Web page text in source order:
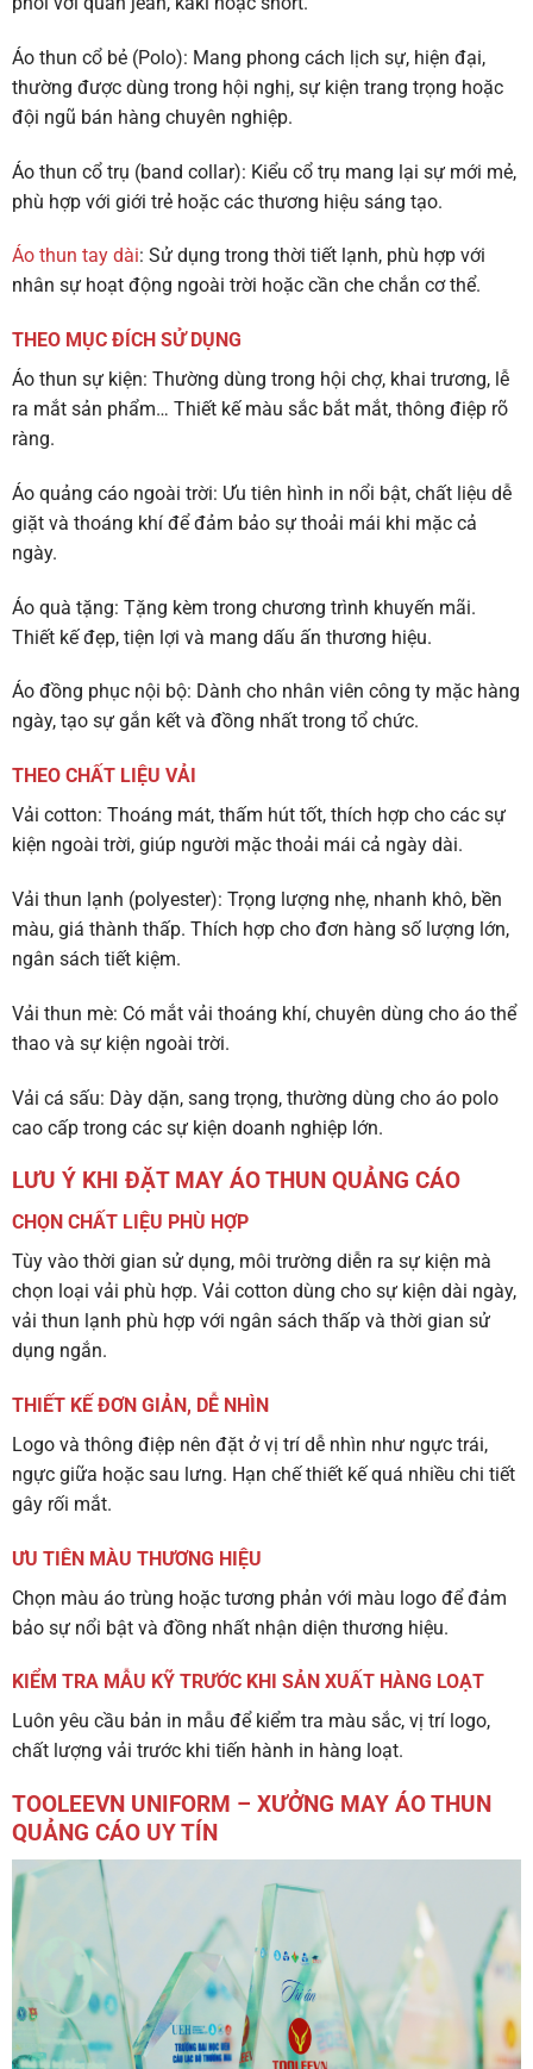
Áo thun cổ bẻ (Polo): Mang phong cách lịch sự, hiện đại,
thường được dùng trong hội nghị, sự kiện trang trọng hoặc
đội ngũ bán hàng chuyên nghiệp.
Áo thun cổ trụ (band collar): Kiểu cổ trụ mang lại sự mới mẻ,
phù hợp với giới trẻ hoặc các thương hiệu sáng tạo.
Áo thun tay dài: Sử dụng trong thời tiết lạnh, phù hợp với
nhân sự hoạt động ngoài trời hoặc cần che chắn cơ thể.
THEO MỤC ĐÍCH SỬ DỤNG
Áo thun sự kiện: Thường dùng trong hội chợ, khai trương, lễ
ra mắt sản phẩm… Thiết kế màu sắc bắt mắt, thông điệp rõ
ràng.
Áo quảng cáo ngoài trời: Ưu tiên hình in nổi bật, chất liệu dễ
giặt và thoáng khí để đảm bảo sự thoải mái khi mặc cả
ngày.
Áo quà tặng: Tặng kèm trong chương trình khuyến mãi.
Thiết kế đẹp, tiện lợi và mang dấu ấn thương hiệu.
Áo đồng phục nội bộ: Dành cho nhân viên công ty mặc hàng
ngày, tạo sự gắn kết và đồng nhất trong tổ chức.
THEO CHẤT LIỆU VẢI
Vải cotton: Thoáng mát, thấm hút tốt, thích hợp cho các sự
kiện ngoài trời, giúp người mặc thoải mái cả ngày dài.
Vải thun lạnh (polyester): Trọng lượng nhẹ, nhanh khô, bền
màu, giá thành thấp. Thích hợp cho đơn hàng số lượng lớn,
ngân sách tiết kiệm.
Vải thun mè: Có mắt vải thoáng khí, chuyên dùng cho áo thể
thao và sự kiện ngoài trời.
Vải cá sấu: Dày dặn, sang trọng, thường dùng cho áo polo
cao cấp trong các sự kiện doanh nghiệp lớn.
LƯU Ý KHI ĐẶT MAY ÁO THUN QUẢNG CÁO
CHỌN CHẤT LIỆU PHÙ HỢP
Tùy vào thời gian sử dụng, môi trường diễn ra sự kiện mà
chọn loại vải phù hợp. Vải cotton dùng cho sự kiện dài ngày,
vải thun lạnh phù hợp với ngân sách thấp và thời gian sử
dụng ngắn.
THIẾT KẾ ĐƠN GIẢN, DỄ NHÌN
Logo và thông điệp nên đặt ở vị trí dễ nhìn như ngực trái,
ngực giữa hoặc sau lưng. Hạn chế thiết kế quá nhiều chi tiết
gây rối mắt.
ƯU TIÊN MÀU THƯƠNG HIỆU
Chọn màu áo trùng hoặc tương phản với màu logo để đảm
bảo sự nổi bật và đồng nhất nhận diện thương hiệu.
KIỂM TRA MẪU KỸ TRƯỚC KHI SẢN XUẤT HÀNG LOẠT
Luôn yêu cầu bản in mẫu để kiểm tra màu sắc, vị trí logo,
chất lượng vải trước khi tiến hành in hàng loạt.
TOOLEEVN UNIFORM – XƯỞNG MAY ÁO THUN
QUẢNG CÁO UY TÍN